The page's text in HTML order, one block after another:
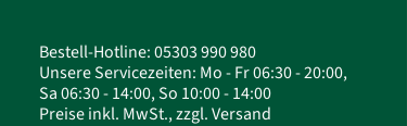
Bestell-Hotline: 05303 990 980
Unsere Servicezeiten: Mo - Fr 06:30 - 20:00,
Sa 06:30 - 14:00, So 10:00 - 14:00
Preise inkl. MwSt., zzgl. Versand